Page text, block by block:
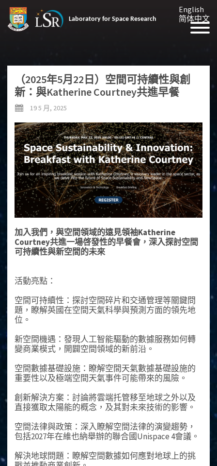
Laboratory for Space Research
English
简体中文
（2025年5月22日）空間可持續性與創
新：與Katherine Courtney共進早餐
19 5 月, 2025
加入我們，與空間領域的遠見領袖Katherine
Courtney共進一場啓發性的早餐會，深入探討空間
可持續性與新空間的未來
活動亮點：
空間可持續性：探討空間碎片和交通管理等關鍵問
題，瞭解英國在空間天氣科學與預測方面的領先地
位。
新空間機遇：發現人工智能驅動的數據服務如何轉
變商業模式，開闢空間領域的新前沿。
空間數據基礎設施：瞭解空間天氣數據基礎設施的
重要性以及極端空間天氣事件可能帶來的風險。
創新解決方案：討論將雲端托管移至地球之外以及
直接獲取太陽能的概念，及其對未來技術的影響。
空間法律與政策：深入瞭解空間法律的演變趨勢，
包括2027年在維也納舉辦的聯合國Unispace 4會議。
解決地球問題：瞭解空間數據如何應對地球上的挑